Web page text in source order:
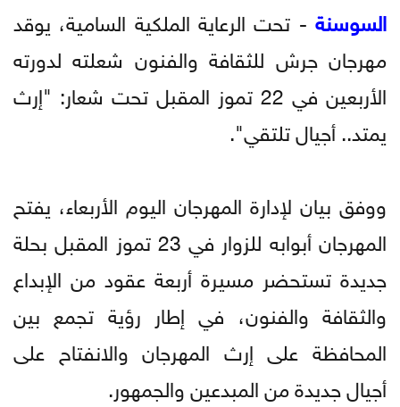
السوسنة - تحت الرعاية الملكية السامية، يوقد
مهرجان جرش للثقافة والفنون شعلته لدورته
الأربعين في 22 تموز المقبل تحت شعار: "إرث
يمتد.. أجيال تلتقي".
ووفق بيان لإدارة المهرجان اليوم الأربعاء، يفتح
المهرجان أبوابه للزوار في 23 تموز المقبل بحلة
جديدة تستحضر مسيرة أربعة عقود من الإبداع
والثقافة والفنون، في إطار رؤية تجمع بين
المحافظة على إرث المهرجان والانفتاح على
أجيال جديدة من المبدعين والجمهور.